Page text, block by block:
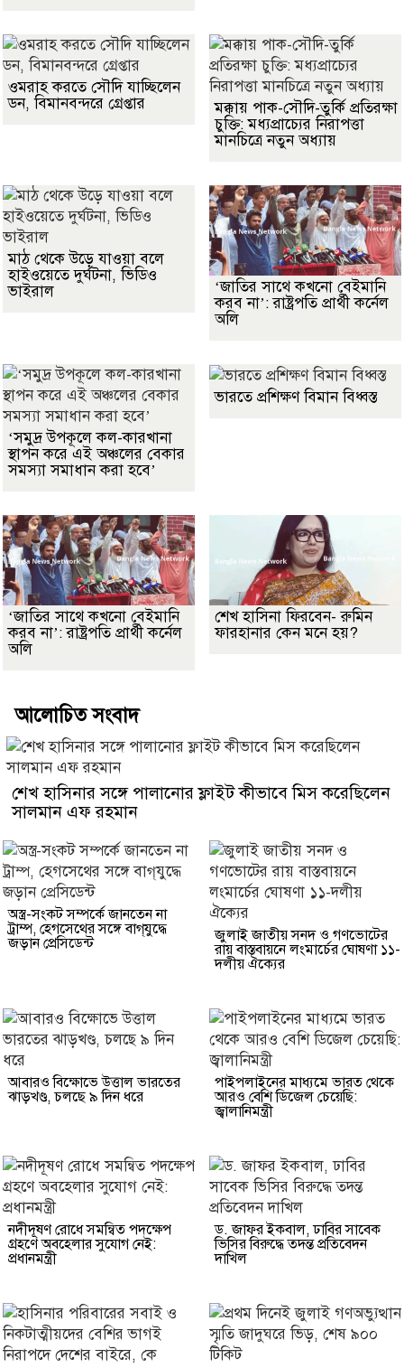
ওমরাহ করতে সৌদি যাচ্ছিলেন
ডন, বিমানবন্দরে গ্রেপ্তার
মক্কায় পাক-সৌদি-তুর্কি প্রতিরক্ষা
চুক্তি: মধ্যপ্রাচ্যের নিরাপত্তা
মানচিত্রে নতুন অধ্যায়
মাঠ থেকে উড়ে যাওয়া বলে
হাইওয়েতে দুর্ঘটনা, ভিডিও
ভাইরাল
‘জাতির সাথে কখনো বেইমানি
করব না’: রাষ্ট্রপতি প্রার্থী কর্নেল
অলি
‘সমুদ্র উপকূলে কল-কারখানা
স্থাপন করে এই অঞ্চলের বেকার
সমস্যা সমাধান করা হবে’
ভারতে প্রশিক্ষণ বিমান বিধ্বস্ত
‘জাতির সাথে কখনো বেইমানি
করব না’: রাষ্ট্রপতি প্রার্থী কর্নেল
অলি
শেখ হাসিনা ফিরবেন- রুমিন
ফারহানার কেন মনে হয়?
আলোচিত সংবাদ
শেখ হাসিনার সঙ্গে পালানোর ফ্লাইট কীভাবে মিস করেছিলেন
সালমান এফ রহমান
অস্ত্র-সংকট সম্পর্কে জানতেন না
ট্রাম্প, হেগসেথের সঙ্গে বাগ্‌যুদ্ধে
জড়ান প্রেসিডেন্ট
জুলাই জাতীয় সনদ ও গণভোটের
রায় বাস্তবায়নে লংমার্চের ঘোষণা ১১-
দলীয় ঐক্যের
আবারও বিক্ষোভে উত্তাল ভারতের
ঝাড়খণ্ড, চলছে ৯ দিন ধরে
পাইপলাইনের মাধ্যমে ভারত থেকে
আরও বেশি ডিজেল চেয়েছি:
জ্বালানিমন্ত্রী
নদীদূষণ রোধে সমন্বিত পদক্ষেপ
গ্রহণে অবহেলার সুযোগ নেই:
প্রধানমন্ত্রী
ড. জাফর ইকবাল, ঢাবির সাবেক
ভিসির বিরুদ্ধে তদন্ত প্রতিবেদন
দাখিল